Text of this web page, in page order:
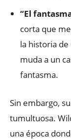
“El
corta que
la historia
muda a un
fantasma.
Sin embargo,
tumultuosa.
una época